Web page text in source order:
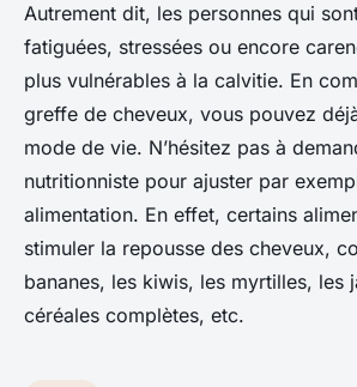
Autrement dit, les personnes qui
fatiguées, stressées ou encore
plus vulnérables à la calvitie. En
greffe de cheveux, vous pouvez
mode de vie. N’hésitez pas à
nutritionniste pour ajuster par
alimentation. En effet, certains
stimuler la repousse des cheveux,
bananes, les kiwis, les myrtilles, les
céréales complètes, etc.